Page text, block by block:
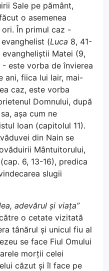
Sale pe pământ,
o asemenea
În primul caz -
(Luca 8, 41-
Matei (9,
este vorba de învierea
ani, fiica lui Iair, mai-
caz, este vorba
Domnului, după
așa cum ne
Ioan (capitolul 11).
din Nain se
Mântuitorului,
6, 13-16), predica
slugii
adevărul și viața”
o cetate vizitată
tânărul și unicul fiu al
se face Fiul Omului
morții celei
căzut și îl face pe